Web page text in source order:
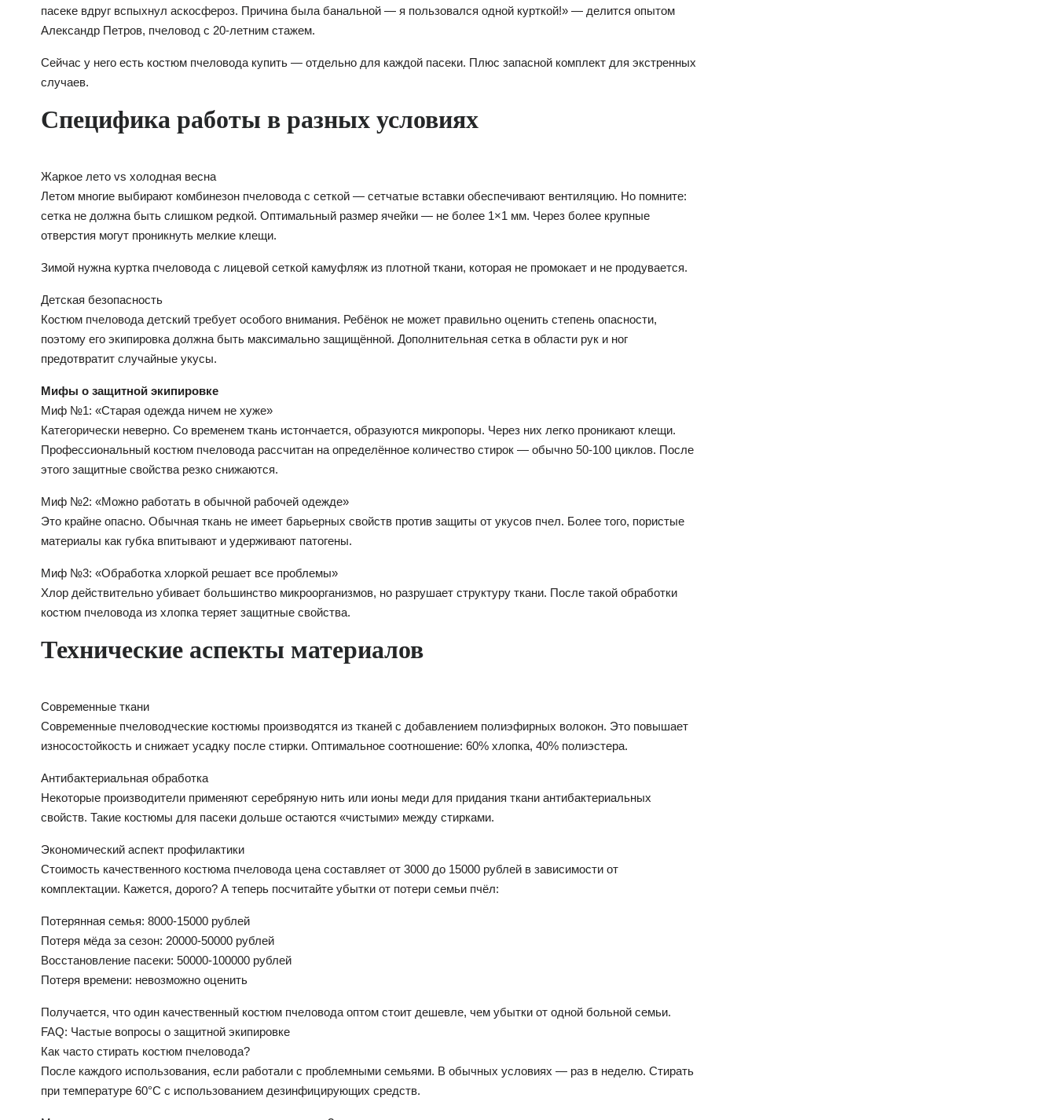
пасеке вдруг вспыхнул аскосфероз. Причина была банальной — я пользовался одной курткой!» — делится опытом
Александр Петров, пчеловод с 20-летним стажем.
Сейчас у него есть костюм пчеловода купить — отдельно для каждой пасеки. Плюс запасной комплект для экстренных
случаев.
Специфика работы в разных условиях
Жаркое лето vs холодная весна
Летом многие выбирают комбинезон пчеловода с сеткой — сетчатые вставки обеспечивают вентиляцию. Но помните:
сетка не должна быть слишком редкой. Оптимальный размер ячейки — не более 1×1 мм. Через более крупные
отверстия могут проникнуть мелкие клещи.
Зимой нужна куртка пчеловода с лицевой сеткой камуфляж из плотной ткани, которая не промокает и не продувается.
Детская безопасность
Костюм пчеловода детский требует особого внимания. Ребёнок не может правильно оценить степень опасности,
поэтому его экипировка должна быть максимально защищённой. Дополнительная сетка в области рук и ног
предотвратит случайные укусы.
Мифы о защитной экипировке
Миф №1: «Старая одежда ничем не хуже»
Категорически неверно. Со временем ткань истончается, образуются микропоры. Через них легко проникают клещи.
Профессиональный костюм пчеловода рассчитан на определённое количество стирок — обычно 50-100 циклов. После
этого защитные свойства резко снижаются.
Миф №2: «Можно работать в обычной рабочей одежде»
Это крайне опасно. Обычная ткань не имеет барьерных свойств против защиты от укусов пчел. Более того, пористые
материалы как губка впитывают и удерживают патогены.
Миф №3: «Обработка хлоркой решает все проблемы»
Хлор действительно убивает большинство микроорганизмов, но разрушает структуру ткани. После такой обработки
костюм пчеловода из хлопка теряет защитные свойства.
Технические аспекты материалов
Современные ткани
Современные пчеловодческие костюмы производятся из тканей с добавлением полиэфирных волокон. Это повышает
износостойкость и снижает усадку после стирки. Оптимальное соотношение: 60% хлопка, 40% полиэстера.
Антибактериальная обработка
Некоторые производители применяют серебряную нить или ионы меди для придания ткани антибактериальных
свойств. Такие костюмы для пасеки дольше остаются «чистыми» между стирками.
Экономический аспект профилактики
Стоимость качественного костюма пчеловода цена составляет от 3000 до 15000 рублей в зависимости от
комплектации. Кажется, дорого? А теперь посчитайте убытки от потери семьи пчёл:
Потерянная семья: 8000-15000 рублей
Потеря мёда за сезон: 20000-50000 рублей
Восстановление пасеки: 50000-100000 рублей
Потеря времени: невозможно оценить
Получается, что один качественный костюм пчеловода оптом стоит дешевле, чем убытки от одной больной семьи.
FAQ: Частые вопросы о защитной экипировке
Как часто стирать костюм пчеловода?
После каждого использования, если работали с проблемными семьями. В обычных условиях — раз в неделю. Стирать
при температуре 60°C с использованием дезинфицирующих средств.